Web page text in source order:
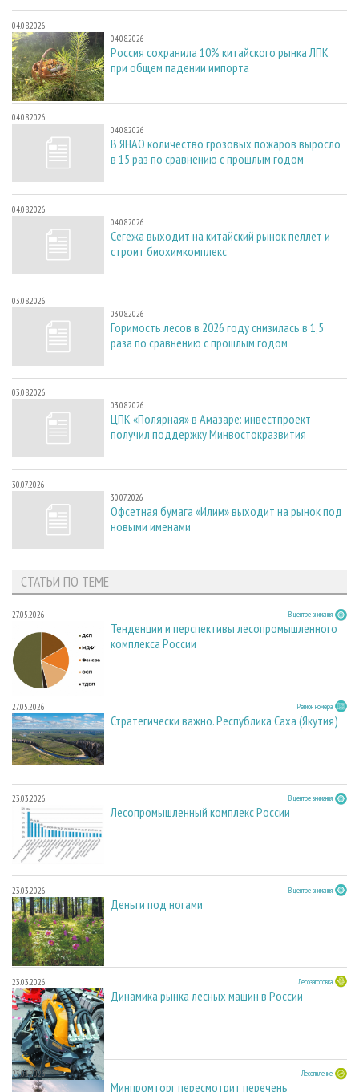
04.08.2026
04.08.2026
Россия сохранила 10% китайского рынка ЛПК
при общем падении импорта
04.08.2026
04.08.2026
В ЯНАО количество грозовых пожаров выросло
в 15 раз по сравнению с прошлым годом
04.08.2026
04.08.2026
Сегежа выходит на китайский рынок пеллет и
строит биохимкомплекс
03.08.2026
03.08.2026
Горимость лесов в 2026 году снизилась в 1,5
раза по сравнению с прошлым годом
03.08.2026
03.08.2026
ЦПК «Полярная» в Амазаре: инвестпроект
получил поддержку Минвостокразвития
30.07.2026
30.07.2026
Офсетная бумага «Илим» выходит на рынок под
новыми именами
СТАТЬИ ПО ТЕМЕ
27.05.2026 В центре внимания
Тенденции и перспективы лесопромышленного
комплекса России
27.05.2026 Регион номера
Стратегически важно. Республика Саха (Якутия)
23.03.2026 В центре внимания
Лесопромышленный комплекс России
23.03.2026 В центре внимания
Деньги под ногами
23.03.2026 Лесозаготовка
Динамика рынка лесных машин в России
23.03.2026 Лесопиление
Минпромторг пересмотрит перечень